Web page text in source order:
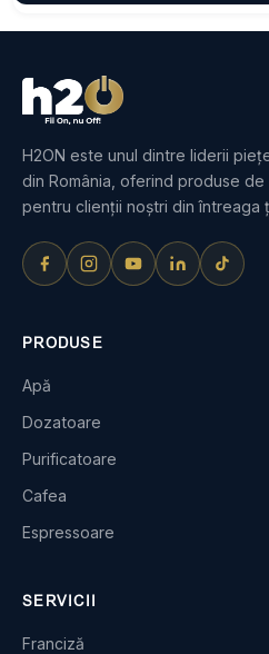
H2ON este unul dintre liderii
din România, oferind produse
pentru clienții noștri din întreaga
PRODUSE
Apă
Dozatoare
Purificatoare
Cafea
Espressoare
SERVICII
Franciză